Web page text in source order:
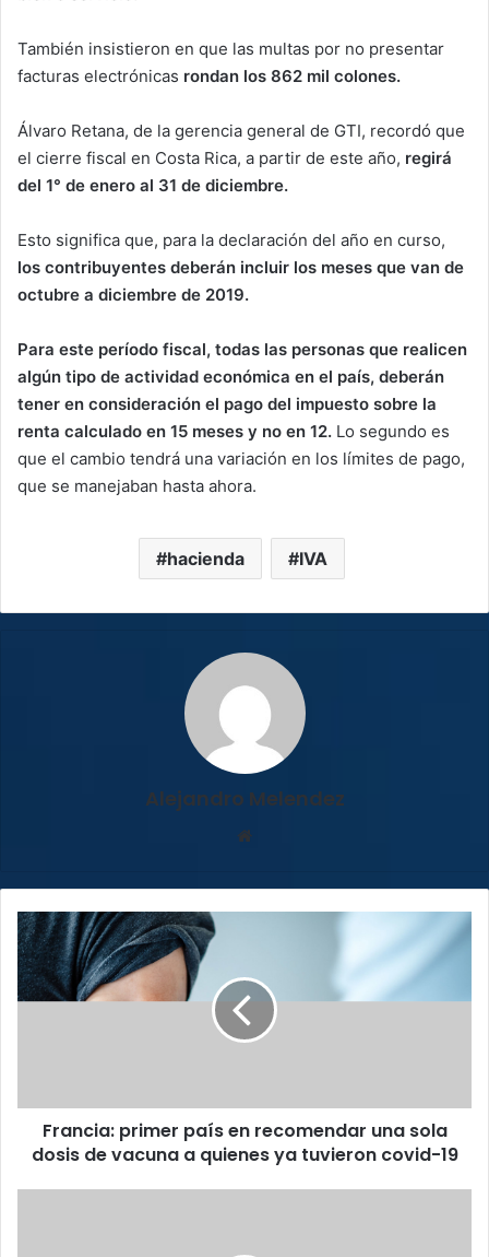
También insistieron en que las multas por no presentar
facturas electrónicas rondan los 862 mil colones.
Álvaro Retana, de la gerencia general de GTI, recordó que
el cierre fiscal en Costa Rica, a partir de este año, regirá
del 1° de enero al 31 de diciembre.
Esto significa que, para la declaración del año en curso,
los contribuyentes deberán incluir los meses que van de
octubre a diciembre de 2019.
Para este período fiscal, todas las personas que realicen
algún tipo de actividad económica en el país, deberán
tener en consideración el pago del impuesto sobre la
renta calculado en 15 meses y no en 12. Lo segundo es
que el cambio tendrá una variación en los límites de pago,
que se manejaban hasta ahora.
hacienda IVA
Alejandro Melendez
Francia:
primer
país
en
de
vacunaFrancia: primer país en recomendar una sola
dosis de vacuna a quienes ya tuvieron covid-19